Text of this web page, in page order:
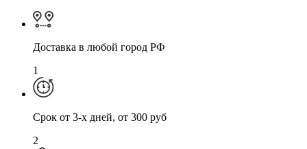
Доставка в любой город РФ
1
Cрок от 3-х дней, от 300 руб
2